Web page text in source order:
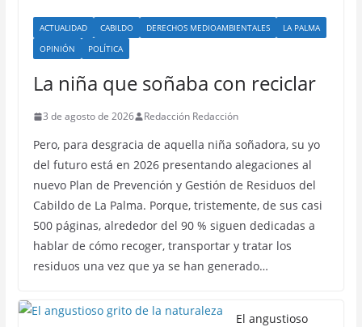
ACTUALIDAD CABILDO DERECHOS MEDIOAMBIENTALES
LA PALMA
OPINIÓN
POLÍTICA
La niña que soñaba con reciclar
3 de agosto de 2026 Redacción Redacción
Pero, para desgracia de aquella niña soñadora, su yo
del futuro está en 2026 presentando alegaciones al
nuevo Plan de Prevención y Gestión de Residuos del
Cabildo de La Palma. Porque, tristemente, de sus casi
500 páginas, alrededor del 90 % siguen dedicadas a
hablar de cómo recoger, transportar y tratar los
residuos una vez que ya se han generado…
El angustioso